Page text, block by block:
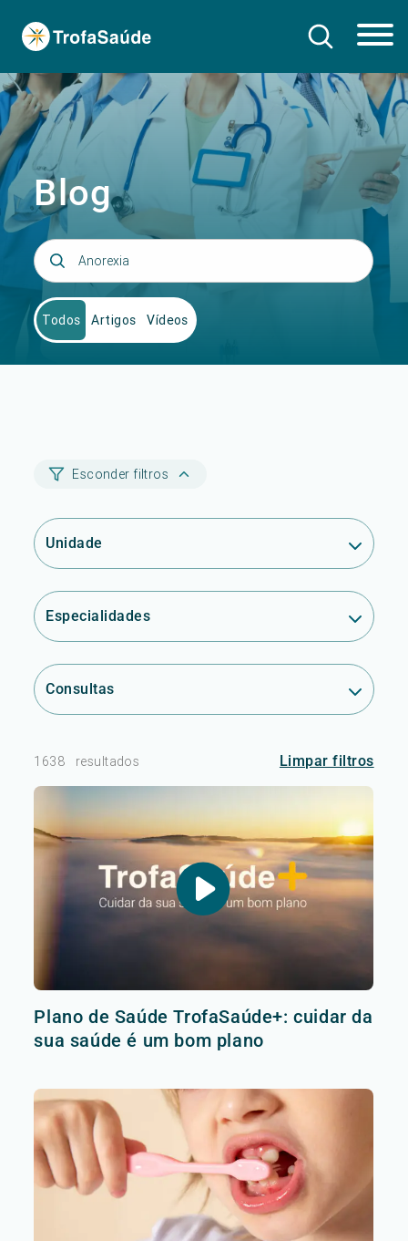
Blog
Todos Artigos Vídeos
Esconder filtros
Unidade
Especialidades
Consultas
1638 resultados Limpar filtros
Plano de Saúde TrofaSaúde+: cuidar da
sua saúde é um bom plano